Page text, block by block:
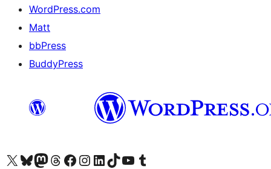
WordPress.com
Matt
bbPress
BuddyPress
Navštivte náš účet na X (dříve Twitter)
Navštivte náš Bluesky účetNavštivte náš účet Mastodon
Navštivte náš Threads účetNavštivte naši stránku na Facebooku
Navštivte náš Instagram účetNavštivte náš LinkedIn účetNavštivte náš TikTok účetNavštivte náš YouTube kanálNavštivte náš Tumblr účet